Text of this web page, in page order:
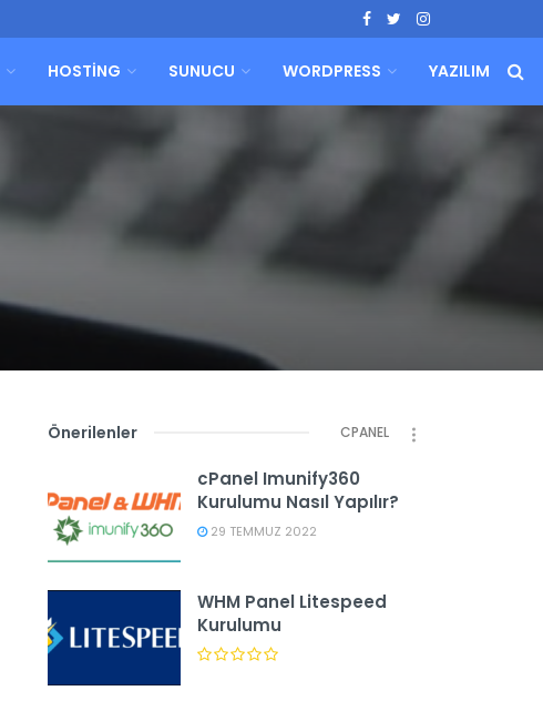
HOSTING SUNUCU WORDPRESS YAZILIM
Önerilenler CPANEL
cPanel Imunify360
Kurulumu Nasıl Yapılır?
29 TEMMUZ 2022
WHM Panel Litespeed
Kurulumu